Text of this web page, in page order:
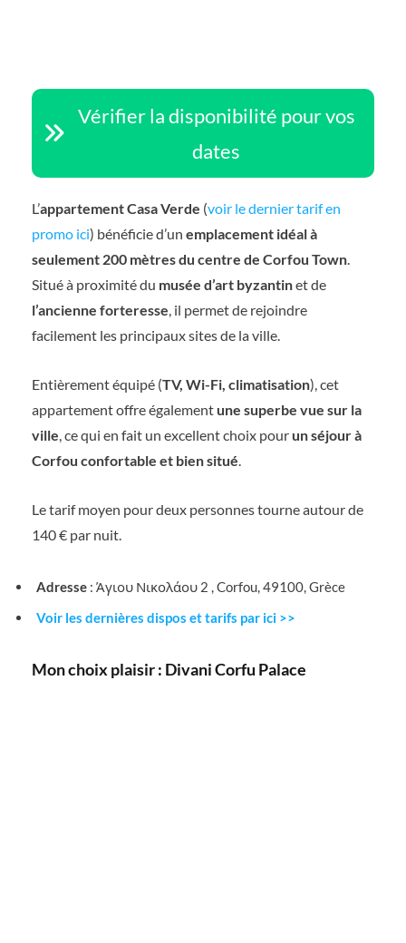
Vérifier la disponibilité pour vos
dates
L’appartement Casa Verde (voir le dernier tarif en
promo ici) bénéficie d’un emplacement idéal à
seulement 200 mètres du centre de Corfou Town.
Situé à proximité du musée d’art byzantinet de
l’ancienne forteresse, il permet de rejoindre
facilement les principaux sites de la ville.
Entièrement équipé (TV, Wi-Fi, climatisation), cet
appartement offre également une superbe vue sur la
ville, ce qui en fait un excellent choix pour un séjour à
Corfou confortable et bien situé.
Le tarif moyen pour deux personnes tourne autour de
140 € par nuit.
Adresse : Άγιου Νικολάου 2 , Corfou, 49100, Grèce
Voir les dernières dispos et tarifs par ici >>
Mon choix plaisir : Divani Corfu Palace